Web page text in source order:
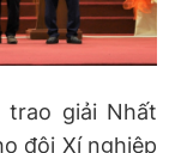
giải Nhất
đội Xí nghiệp